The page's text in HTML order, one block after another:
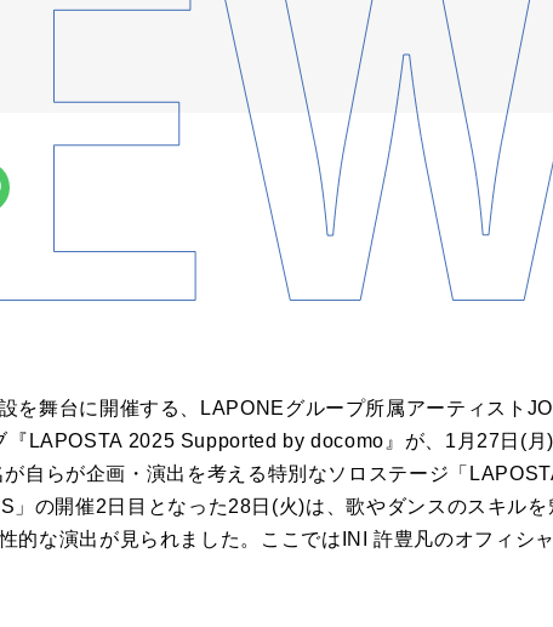
を舞台に開催する、LAPONEグループ所属アーティスト
LAPOSTA 2025 Supported by docomo』が、1月27日(月)
自らが企画・演出を考える特別なソロステージ「
」の開催2日目となった28日(火)は、歌やダンスのスキル
的な演出が見られました。ここではINI 許豊凡のオフィシ